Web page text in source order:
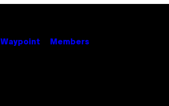
Waypoint Members